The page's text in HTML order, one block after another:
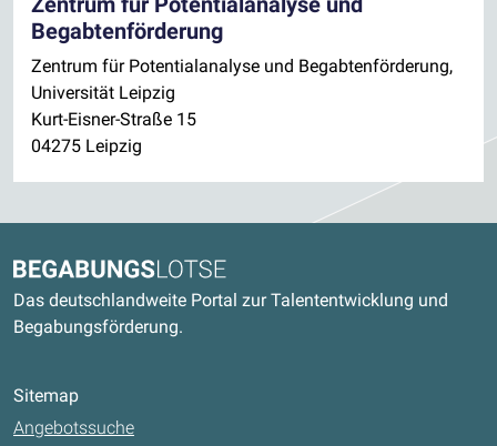
Begabtenförderung
Zentrum für Potentialanalyse und Begabtenförderung,
Universität Leipzig
Kurt-Eisner-Straße 15
04275 Leipzig
Begabungslotse
Das deutschlandweite Portal zur Talententwicklung und
Begabungsförderung.
Sitemap
Angebotssuche